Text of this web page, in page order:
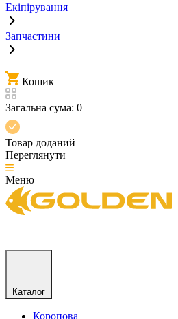
Екіпірування
Запчастини
Кошик
Загальна сума: 0
Товар доданий
Переглянути
Меню
Каталог
Коропова